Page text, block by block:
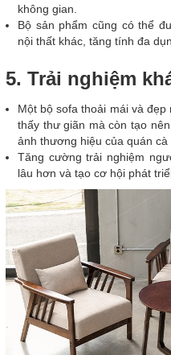
không gian.
Bộ sản phẩm cũng có thể
nội thất khác, tăng tính đa
5. Trải nghiệm
Một bộ sofa thoải mái và
thấy thư giãn mà còn tạo
ảnh thương hiệu của quán cà
Tăng cường trải nghiệm
lâu hơn và tạo cơ hội phát